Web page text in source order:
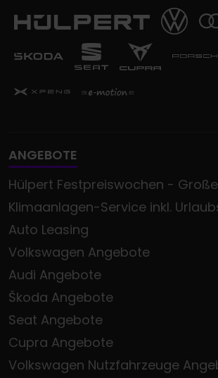
ANGEBOTE
Hülpert Festpreiswochen -
Klimaanlagen-Service inkl.
Auto Leasing
Volkswagen Angebote
Audi Angebote
Škoda Angebote
Seat Angebote
Cupra Angebote
Volkswagen Nutzfahrzeuge